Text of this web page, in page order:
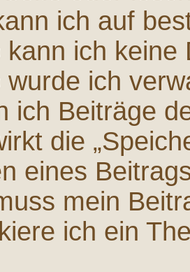
ich auf
kann ich keine
wurde ich
ich Beiträge
die
eines
mein
ich ein